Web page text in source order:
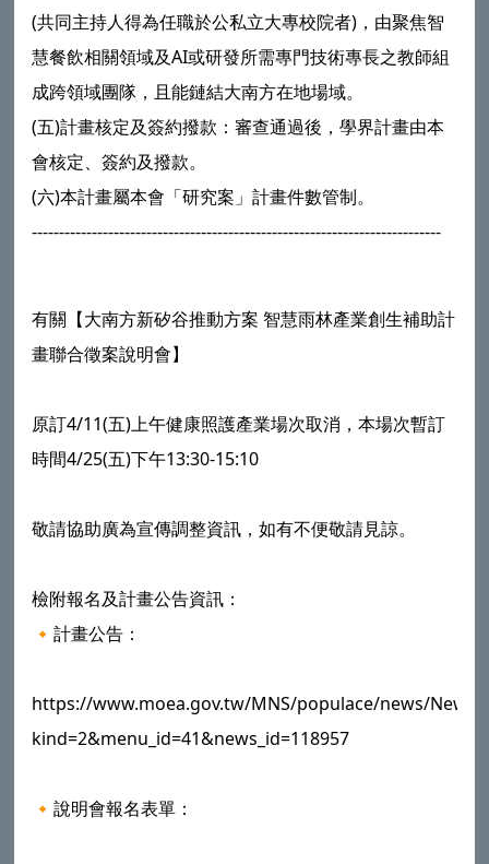
(共同主持人得為任職於公私立大專校院者)，由聚焦智
慧餐飲相關領域及AI或研發所需專門技術專長之教師組
成跨領域團隊，且能鏈結大南方在地場域。
(五)計畫核定及簽約撥款：審查通過後，學界計畫由本
會核定、簽約及撥款。
(六)本計畫屬本會「研究案」計畫件數管制。
---------------------------------------------------------------------------
有關【大南方新矽谷推動方案 智慧雨林產業創生補助計
畫聯合徵案說明會】
原訂4/11(五)上午健康照護產業場次取消，本場次暫訂
時間4/25(五)下午13:30-15:10
敬請協助廣為宣傳調整資訊，如有不便敬請見諒。
檢附報名及計畫公告資訊：
🔸計畫公告：
https://www.moea.gov.tw/MNS/populace/news/
kind=2&menu_id=41&news_id=118957
🔸說明會報名表單：